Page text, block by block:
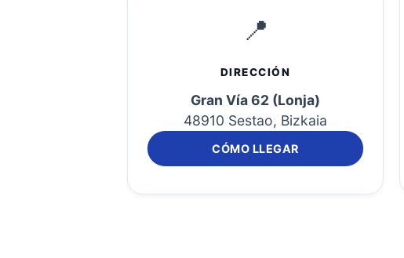
📍
DIRECCIÓN
Gran Vía 62 (Lonja)
48910 Sestao, Bizkaia
CÓMO LLEGAR